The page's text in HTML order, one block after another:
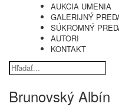
AUKCIA UMENIA
GALERIJNÝ
SÚKROMNÝ
AUTORI
KONTAKT
Brunovský Albín